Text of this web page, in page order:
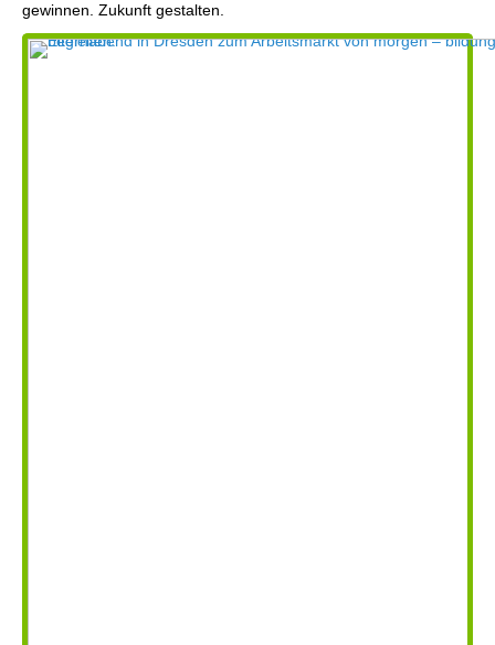
gewinnen. Zukunft gestalten.